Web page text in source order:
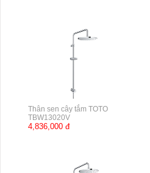
Thân sen cây tắm TOTO
TBW13020V
4,836,000 đ